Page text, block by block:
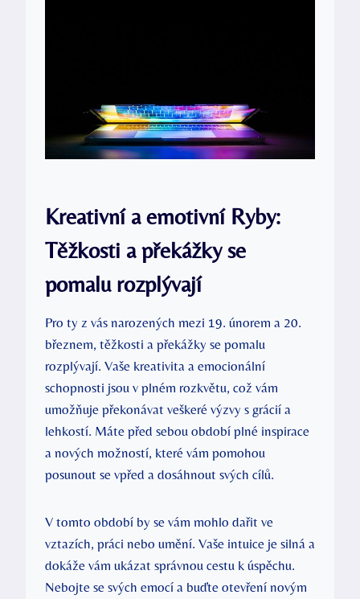
Kreativní a emotivní Ryby:
Těžkosti a překážky se
pomalu rozplývají
Pro ty z vás narozených mezi 19. únorem a 20.
březnem, těžkosti a překážky se pomalu
rozplývají. Vaše kreativita a emocionální
schopnosti jsou v plném rozkvětu, což vám
umožňuje překonávat veškeré výzvy s grácií a
lehkostí. Máte před sebou období plné inspirace
a nových možností, které vám pomohou
posunout se vpřed a dosáhnout svých cílů.
V tomto období by se vám mohlo dařit ve
vztazích, práci nebo umění. Vaše intuice je silná a
dokáže vám ukázat správnou cestu k úspěchu.
Nebojte se svých emocí a buďte otevření novým